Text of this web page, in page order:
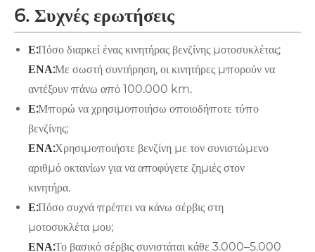
6. Συχνές ερωτήσεις
Ε:Πόσο διαρκεί ένας κινητήρας βενζίνης μοτοσυκλέτας;
ΕΝΑ:Με σωστή συντήρηση, οι κινητήρες μπορούν να
αντέξουν πάνω από 100.000 km.
Ε:Μπορώ να χρησιμοποιήσω οποιοδήποτε τύπο
βενζίνης;
ΕΝΑ:Χρησιμοποιήστε βενζίνη με τον συνιστώμενο
αριθμό οκτανίων για να αποφύγετε ζημιές στον
κινητήρα.
Ε:Πόσο συχνά πρέπει να κάνω σέρβις στη
μοτοσυκλέτα μου;
ΕΝΑ:Το βασικό σέρβις συνιστάται κάθε 3.000–5.000